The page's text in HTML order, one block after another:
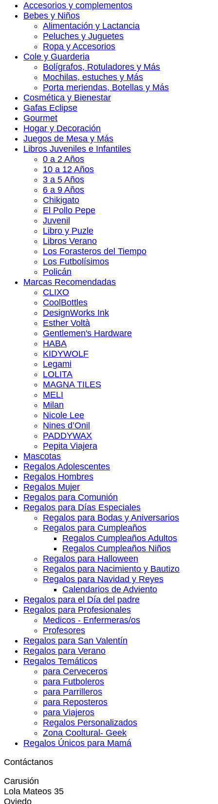
Accesorios y complementos
Bebes y Niños
Alimentación y Lactancia
Peluches y Juguetes
Ropa y Accesorios
Cole y Guarderia
Bolígrafos, Rotuladores y Más
Mochilas, estuches y Más
Porta meriendas, Botellas y Más
Cosmética y Bienestar
Gafas Eclipse
Gourmet
Hogar y Decoración
Juegos de Mesa y Más
Libros Juveniles e Infantiles
0 a 2 Años
10 a 12 Años
3 a 5 Años
6 a 9 Años
Chikigato
El Pollo Pepe
Juvenil
Libro y Puzle
Libros Verano
Los Forasteros del Tiempo
Los Futbolísimos
Policán
Marcas Recomendadas
CLIXO
CoolBottles
DesignWorks Ink
Esther Voltà
Gentlemen's Hardware
HABA
KIDYWOLF
Legami
LOLITA
MAGNA TILES
MELI
Milan
Nicole Lee
Nines d’Onil
PADDYWAX
Pepita Viajera
Mascotas
Regalos Adolescentes
Regalos Hombres
Regalos Mujer
Regalos para Comunión
Regalos para Días Especiales
Regalos para Bodas y Aniversarios
Regalos para Cumpleaños
Regalos Cumpleaños Adultos
Regalos Cumpleaños Niños
Regalos para Halloween
Regalos para Nacimiento y Bautizo
Regalos para Navidad y Reyes
Calendarios de Adviento
Regalos para el Día del padre
Regalos para Profesionales
Medicos - Enfermeras/os
Profesores
Regalos para San Valentín
Regalos para Verano
Regalos Temáticos
para Cerveceros
para Futboleros
para Parrilleros
para Reposteros
para Viajeros
Regalos Personalizados
Zona Cooltural- Geek
Regalos Únicos para Mamá
Contáctanos
Carusión
Lola Mateos 35
Oviedo